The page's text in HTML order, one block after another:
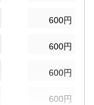
600円
600円
600円
600円